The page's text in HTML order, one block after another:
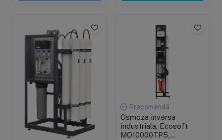
Precomandă
Osmoza inversa
industriala, Ecosoft
MO10000TP5,